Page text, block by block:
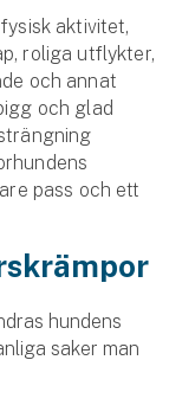
aktivitet,
roliga utflykter,
och annat
och glad
pass och ett
hundens
saker man